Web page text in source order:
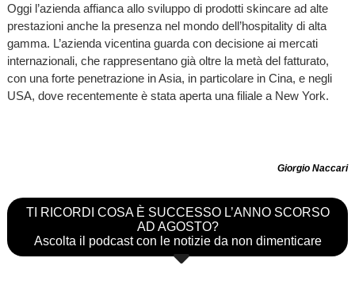
Oggi l’azienda affianca allo sviluppo di prodotti skincare ad alte
prestazioni anche la presenza nel mondo dell’hospitality di alta
gamma. L’azienda vicentina guarda con decisione ai mercati
internazionali, che rappresentano già oltre la metà del fatturato,
con una forte penetrazione in Asia, in particolare in Cina, e negli
USA, dove recentemente è stata aperta una filiale a New York.
Giorgio Naccari
TI RICORDI COSA È SUCCESSO L’ANNO SCORSO
AD AGOSTO?
Ascolta il podcast con le notizie da non dimenticare